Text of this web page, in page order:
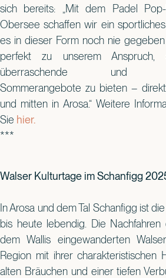
sich bereits: „Mit dem Padel
Obersee schaffen wir ein
es in dieser Form noch nie
perfekt zu unserem Anspruch,
überraschende und
Sommerangebote zu bieten –
und mitten in Arosa.“ Weitere
Sie hier.
***
Walser Kulturtage im Schanfigg
In Arosa und dem Tal Schanfigg ist
bis heute lebendig. Die
dem Wallis eingewanderten
Region mit ihrer charakteristischen
alten Bräuchen und einer tiefen